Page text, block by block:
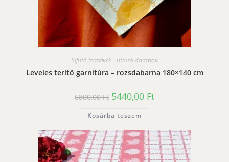
Kifutó termékek - utolsó darabok
Leveles terítő garnitúra – rozsdabarna 180×140 cm
6800,00Ft Original
price
6800,00 Ft.
5440,00 FtCurrent
price
Kosárba teszem